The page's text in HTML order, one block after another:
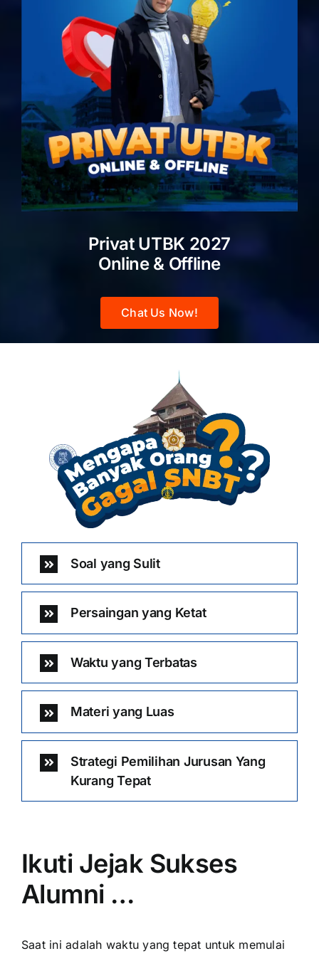
Privat UTBK 2027
Online & Offline
Chat Us Now!
Soal yang Sulit
Persaingan yang Ketat
Waktu yang Terbatas
Materi yang Luas
Strategi Pemilihan Jurusan Yang
Kurang Tepat
Ikuti Jejak Sukses
Alumni …
Saat ini adalah waktu yang tepat untuk memulai